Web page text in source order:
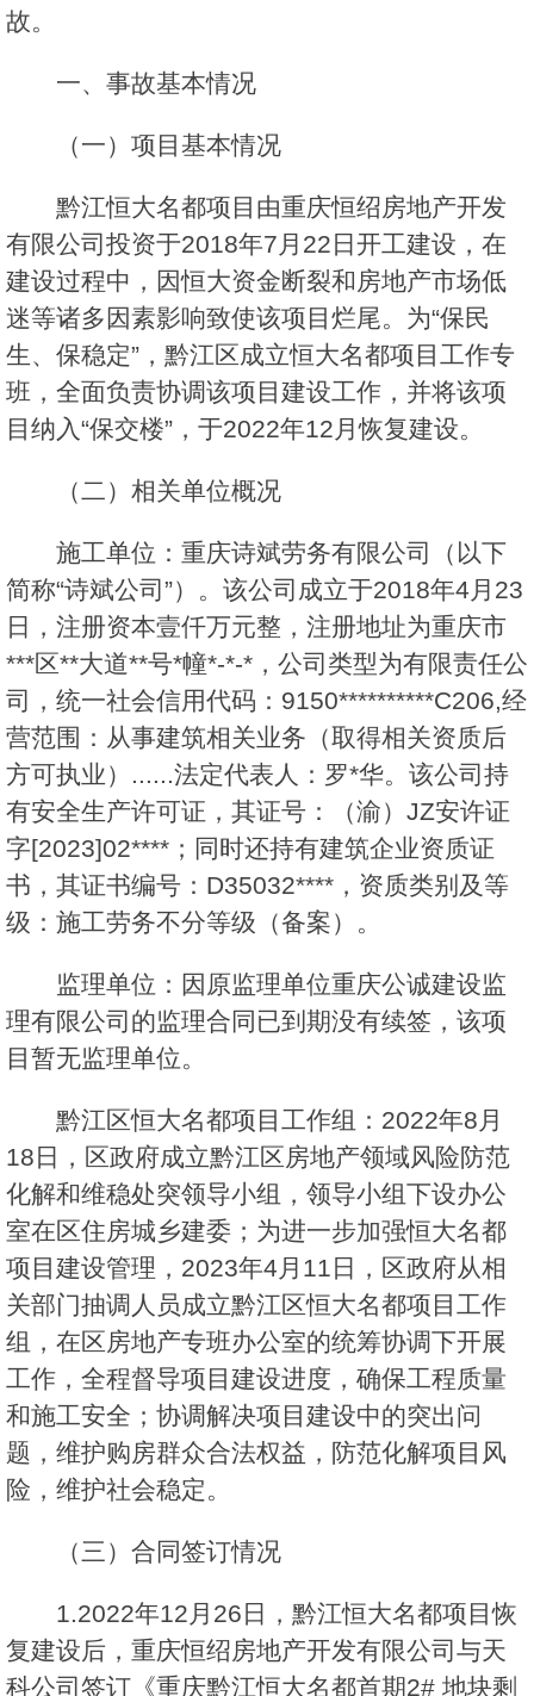
故。
一、事故基本情况
（一）项目基本情况
黔江恒大名都项目由重庆恒绍房地产开发
有限公司投资于2018年7月22日开工建设，在
建设过程中，因恒大资金断裂和房地产市场低
迷等诸多因素影响致使该项目烂尾。为“保民
生、保稳定”，黔江区成立恒大名都项目工作专
班，全面负责协调该项目建设工作，并将该项
目纳入“保交楼”，于2022年12月恢复建设。
（二）相关单位概况
施工单位：重庆诗斌劳务有限公司（以下
简称“诗斌公司”）。该公司成立于2018年4月23
日，注册资本壹仟万元整，注册地址为重庆市
***区**大道**号*幢*-*-*，公司类型为有限责任公
司，统一社会信用代码：9150**********C206,经
营范围：从事建筑相关业务（取得相关资质后
方可执业）......法定代表人：罗*华。该公司持
有安全生产许可证，其证号：（渝）JZ安许证
字[2023]02****；同时还持有建筑企业资质证
书，其证书编号：D35032****，资质类别及等
级：施工劳务不分等级（备案）。
监理单位：因原监理单位重庆公诚建设监
理有限公司的监理合同已到期没有续签，该项
目暂无监理单位。
黔江区恒大名都项目工作组：2022年8月
18日，区政府成立黔江区房地产领域风险防范
化解和维稳处突领导小组，领导小组下设办公
室在区住房城乡建委；为进一步加强恒大名都
项目建设管理，2023年4月11日，区政府从相
关部门抽调人员成立黔江区恒大名都项目工作
组，在区房地产专班办公室的统筹协调下开展
工作，全程督导项目建设进度，确保工程质量
和施工安全；协调解决项目建设中的突出问
题，维护购房群众合法权益，防范化解项目风
险，维护社会稳定。
（三）合同签订情况
1.2022年12月26日，黔江恒大名都项目恢
复建设后，重庆恒绍房地产开发有限公司与天
科公司签订《重庆黔江恒大名都首期2# 地块剩